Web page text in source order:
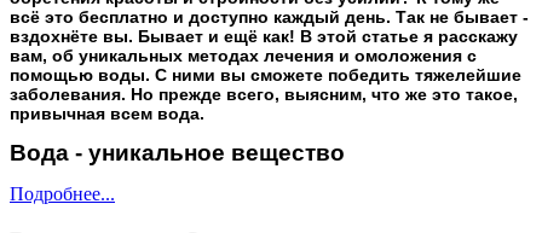
всё это бесплатно и доступно каждый день. Так не бывает -
вздохнёте вы. Бывает и ещё как! В этой статье я расскажу
вам, об уникальных методах лечения и омоложения с
помощью воды. С ними вы сможете победить тяжелейшие
заболевания. Но прежде всего, выясним, что же это такое,
привычная всем вода.
Вода - уникальное вещество
Подробнее...